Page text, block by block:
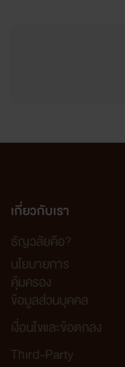
เกี่ยวกับเรา
ธัญวลัยคือ?
นโยบายการ
คุ้มครอง
ข้อมูลส่วนบุคคล
เงื่อนไขและข้อตกลง
Third-Party